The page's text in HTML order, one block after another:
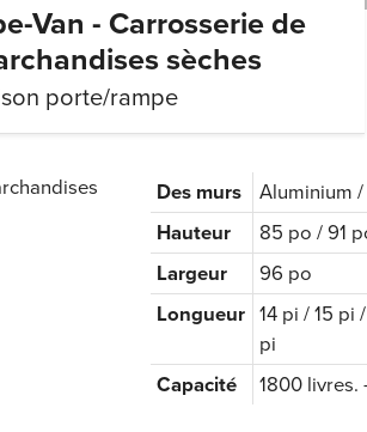
Van - Carrosserie de
sèches
porte/rampe
Des murs
Aluminium
Hauteur
85 po / 91
Largeur
96 po
Longueur 14 pi / 15 pi
pi
Capacité
1800 livres.